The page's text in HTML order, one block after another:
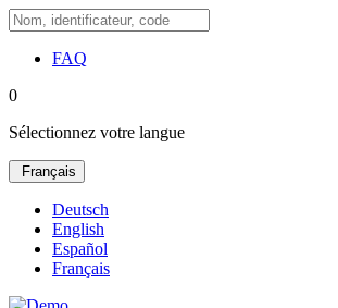
FAQ
0
Sélectionnez votre langue
Français
Deutsch
English
Español
Français